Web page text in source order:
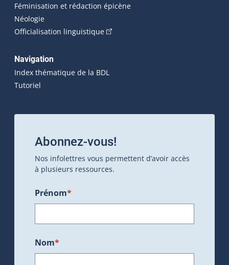
Féminisation et rédaction épicène
Néologie
Officialisation linguistique(Cet hyperlien externe s'ouvrira
Navigation
Index thématique de la BDL
Tutoriel
Abonnez-vous!
Nos infolettres vous permettent d’avoir accès
à plusieurs ressources.
Prénom*
Nom*